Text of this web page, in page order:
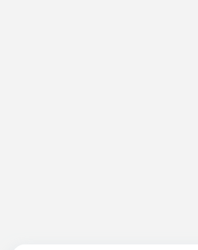
Đăng kí ngay để được các